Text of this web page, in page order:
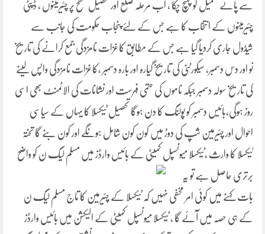
سے پائے تکمیل کو پہنچ چکا ، اب مرحلہ ضلع اور تحصیل سطح پر چئیرمینوں ، ڈپٹی
چئیرمینوں کے انتخاب کا ہے جس کے لئے پنجاب حکومت کی جانب سے
شیڈول جاری کردیا گیا ہے جس کے مطابق کاغزات نامزدگی جمع کرانے کی تاریخ
نو اور دس دسمبر، سیکورٹنی کی تاریخ گیارہ اور بارہ دسمبر ،کاغزات نامزدگی واپس لینے
کی تاریخ سولہ دسمبر جبکہ ناموں کی حتمی فہرست اور نشانات کی الاٹمنٹ بھی اسی
روز ہوگی،بائیس دسمبر کو پولنگ کا دن ہوگا تحصیل ٹیکسلا کا یہاں کے سیاسی
احوال اور چئیرمین شپ کی دوڑ میں کون کون شامل ہونگے اور کون بنے گا تختہ
ٹیکسلا کا وارث ،ٹیکسلا میونسپل کمیٹی کے بائیس وارڈز میں مسلم لیگ ن کو واضح
برتری حاصل ہے تو یہ
بات کہنے میں کوئی امر مخفی نہیں کہ ٹیکسلا کے چئیرمین کا تاج مسلم لیگ ن
کے ہی حصہ میں آئے گا ، ٹیکسلا میونسپل کمیٹی کے الیکشن میں بائیس وارڈز